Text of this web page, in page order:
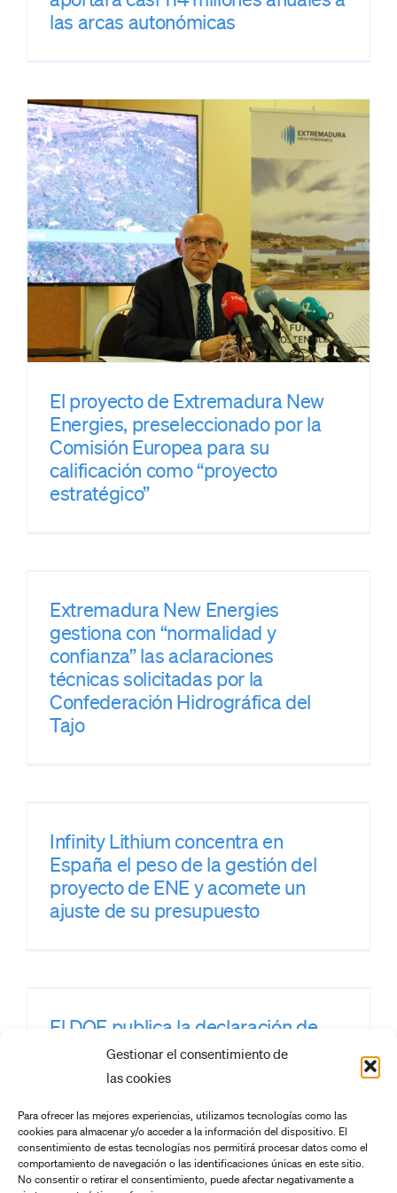
Gestionar el consentimiento de
las cookies
Para ofrecer las mejores experiencias, utilizamos tecnologías como las
cookies para almacenar y/o acceder a la información del dispositivo. El
consentimiento de estas tecnologías nos permitirá procesar datos como el
comportamiento de navegación o las identificaciones únicas en este sitio.
No consentir o retirar el consentimiento, puede afectar negativamente a
las arcas autonómicas
El proyecto de Extremadura New
Energies, preseleccionado por la
Comisión Europea para su
calificación como “proyecto
estratégico”
Extremadura New Energies
gestiona con “normalidad y
confianza” las aclaraciones
técnicas solicitadas por la
Confederación Hidrográfica del
Tajo
Infinity Lithium concentra en
España el peso de la gestión del
proyecto de ENE y acomete un
ajuste de su presupuesto
El DOE publica la declaración de
PREMIA del proyecto de
Extremadura New Energies